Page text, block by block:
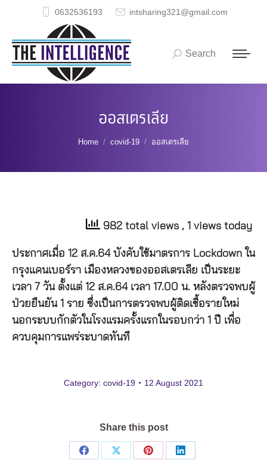
0632536193 intsharing321@gmail.com
Search:
Search
ออสเตรเลีย
You are here:
Home covid-19 ออสเตรเลีย
982 total views , 1 views today
ประกาศเมื่อ 12 ส.ค.64 บังคับใช้มาตรการ Lockdown ใน
กรุงแคนเบอร์รา เมืองหลวงของออสเตรเลีย เป็นระยะ
เวลา 7 วัน ตั้งแต่ 12 ส.ค.64 เวลา 17.00 น. หลังตรวจพบผู้
ป่วยยืนยัน 1 ราย ซึ่งเป็นการตรวจพบผู้ติดเชื้อรายใหม่
นอกระบบกักตัวในโรงแรมครั้งแรกในรอบกว่า 1 ปี เพื่อ
ควบคุมการแพร่ระบาดทันที
Category: covid-19 12 August 2021
Share this post
Share
Share
Share
Share